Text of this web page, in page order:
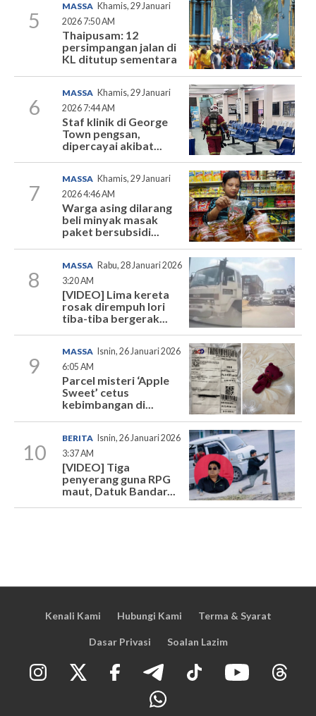
5
MASSA Khamis, 29 Januari
2026 7:50 AM
Thaipusam: 12
persimpangan jalan di
KL ditutup sementara
6
MASSA Khamis, 29 Januari
2026 7:44 AM
Staf klinik di George
Town pengsan,
dipercayai akibat...
7
MASSA Khamis, 29 Januari
2026 4:46 AM
Warga asing dilarang
beli minyak masak
paket bersubsidi...
8
MASSA Rabu, 28 Januari 2026
3:20 AM
[VIDEO] Lima kereta
rosak dirempuh lori
tiba-tiba bergerak...
9
MASSA
Isnin, 26 Januari 2026
6:05 AM
Parcel misteri ‘Apple
Sweet’ cetus
kebimbangan di...
10
BERITA
Isnin, 26 Januari 2026
3:37 AM
[VIDEO] Tiga
penyerang guna RPG
maut, Datuk Bandar...
Kenali Kami Hubungi Kami Terma & Syarat
Dasar Privasi Soalan Lazim